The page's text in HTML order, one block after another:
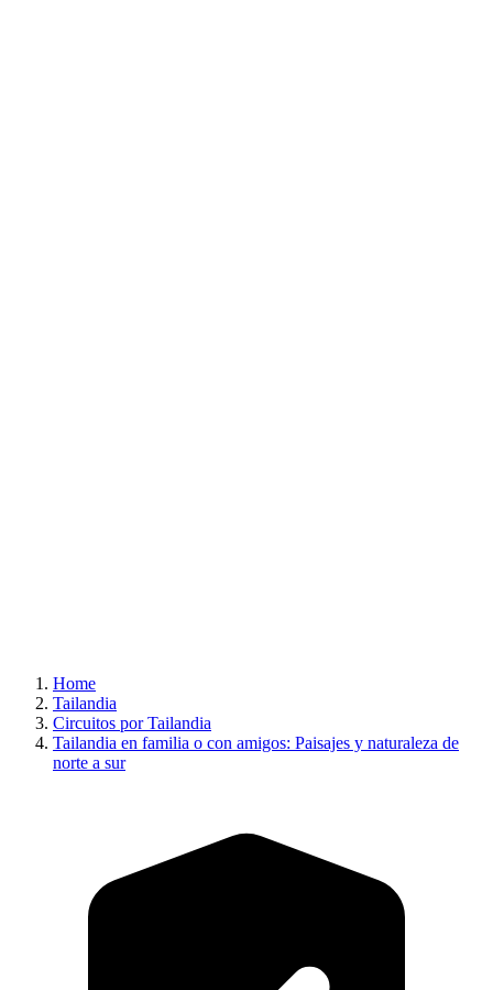
Home
Tailandia
Circuitos por Tailandia
Tailandia en familia o con amigos: Paisajes y naturaleza de
norte a sur